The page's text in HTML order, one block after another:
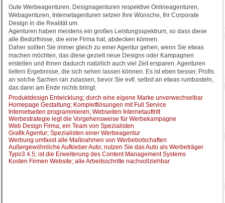
Gute Werbeagenturen, Designagenturen respektive Onlineagenturen,
Webagenturen, Internetagenturen setzen Ihre Wünsche, Ihr Corporate
Design in die Realität um.
Agenturen haben meistens ein großes Leistungsspektrum, so dass diese
alle Bedürfnisse, die eine Firma hat, abdecken können.
Daher sollten Sie immer gleich zu einer Agentur gehen, wenn Sie etwas
machen möchten, das diese gezielt neue Designs oder Kampagnen
erstellen und Ihnen dadurch natürlich auch viel Zeit ersparen. Agenturen
liefern Ergebnisse, die sich sehen lassen können. Es ist eben besser, Profis
an solche Sachen ran zulassen, bevor Sie evtl. selbst an etwas rumbasteln,
das dann am Ende nichts bringt.
Produktdesign Entwicklung; durch eine eigene Marke unverwechselbar
Homepage Gestaltung; Komplettlösungen mit Full Service
Internetseiten programmieren; Webseiten Internetauftritt
Werbestrategie legt die Vorgehensweise für Werbekampagne
Web Design Firma; ein Team von Spezialisten
Grafik Agentur; Spezialisten einer Werbeagentur
Werbung umfasst alle Maßnahmen von Werbebotschaften
Außergewöhnliche Aufkleber Auto; nutzen Sie das Auto als Werbeträger
Typo3 4.5; ist die Erweiterung des Content Management Systems
Kosten Firmen Website; alle Arbeitsschritte nachvollziehbar